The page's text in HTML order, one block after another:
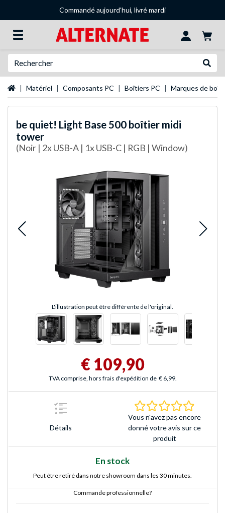
Commandé aujourd'hui, livré mardi
Page d'accueil
Matériel Composants PC Boîtiers PC Marques de
be quiet! Light Base 500 boîtier midi
tower
(Noir | 2x USB-A | 1x USB-C | RGB | Window)
L'illustration peut être différente de l'original.
€ 109,90
TVA comprise, hors frais d'expédition de € 6,99.
Détails
Vous n'avez pas encore
donné votre avis sur ce
produit
En stock
Peut être retiré dans notre showroom dans les 30 minutes.
Commande professionnelle?